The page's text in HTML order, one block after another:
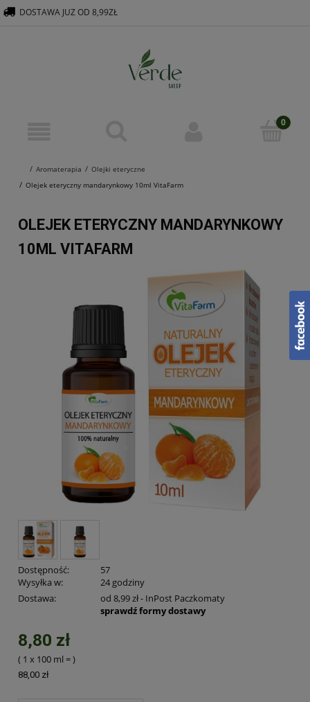
Aromaterapia
Olejki eteryczne
Olejek eteryczny mandarynkowy 10ml VitaFarm
DOSTAWA JUZ OD 8,99ZŁ
OLEJEK ETERYCZNY MANDARYNKOWY
10ML VITAFARM
Dostępność:
57
Wysyłka w:
24 godziny
Dostawa:
od 8,99 zł- InPost Paczkomaty
sprawdź formy dostawy
8,80 zł
( 1 x 100 ml =
88,00 zł
)